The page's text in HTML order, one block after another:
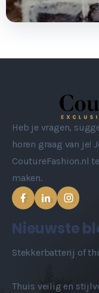
Heb je vragen,
horen graag van je!
CoutureFashion.nl
maken.
Nieuwste
Stekkerbatterij of
Thuis veilig en